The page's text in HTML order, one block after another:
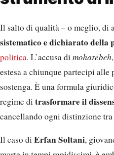
Il salto di qualità – o meglio, di
sistematico e dichiarato della
politica. L’accusa di moharebeh
estesa a chiunque partecipi alle
sostenga. È una formula
regime di trasformare il
cancellando ogni distinzione
Il caso di Erfan Soltani,